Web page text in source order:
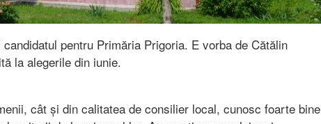
pentru Primăria Prigoria. E vorba de Cătălin
la alegerile din iunie.
cât și din calitatea de consilier local, cunosc foarte bine